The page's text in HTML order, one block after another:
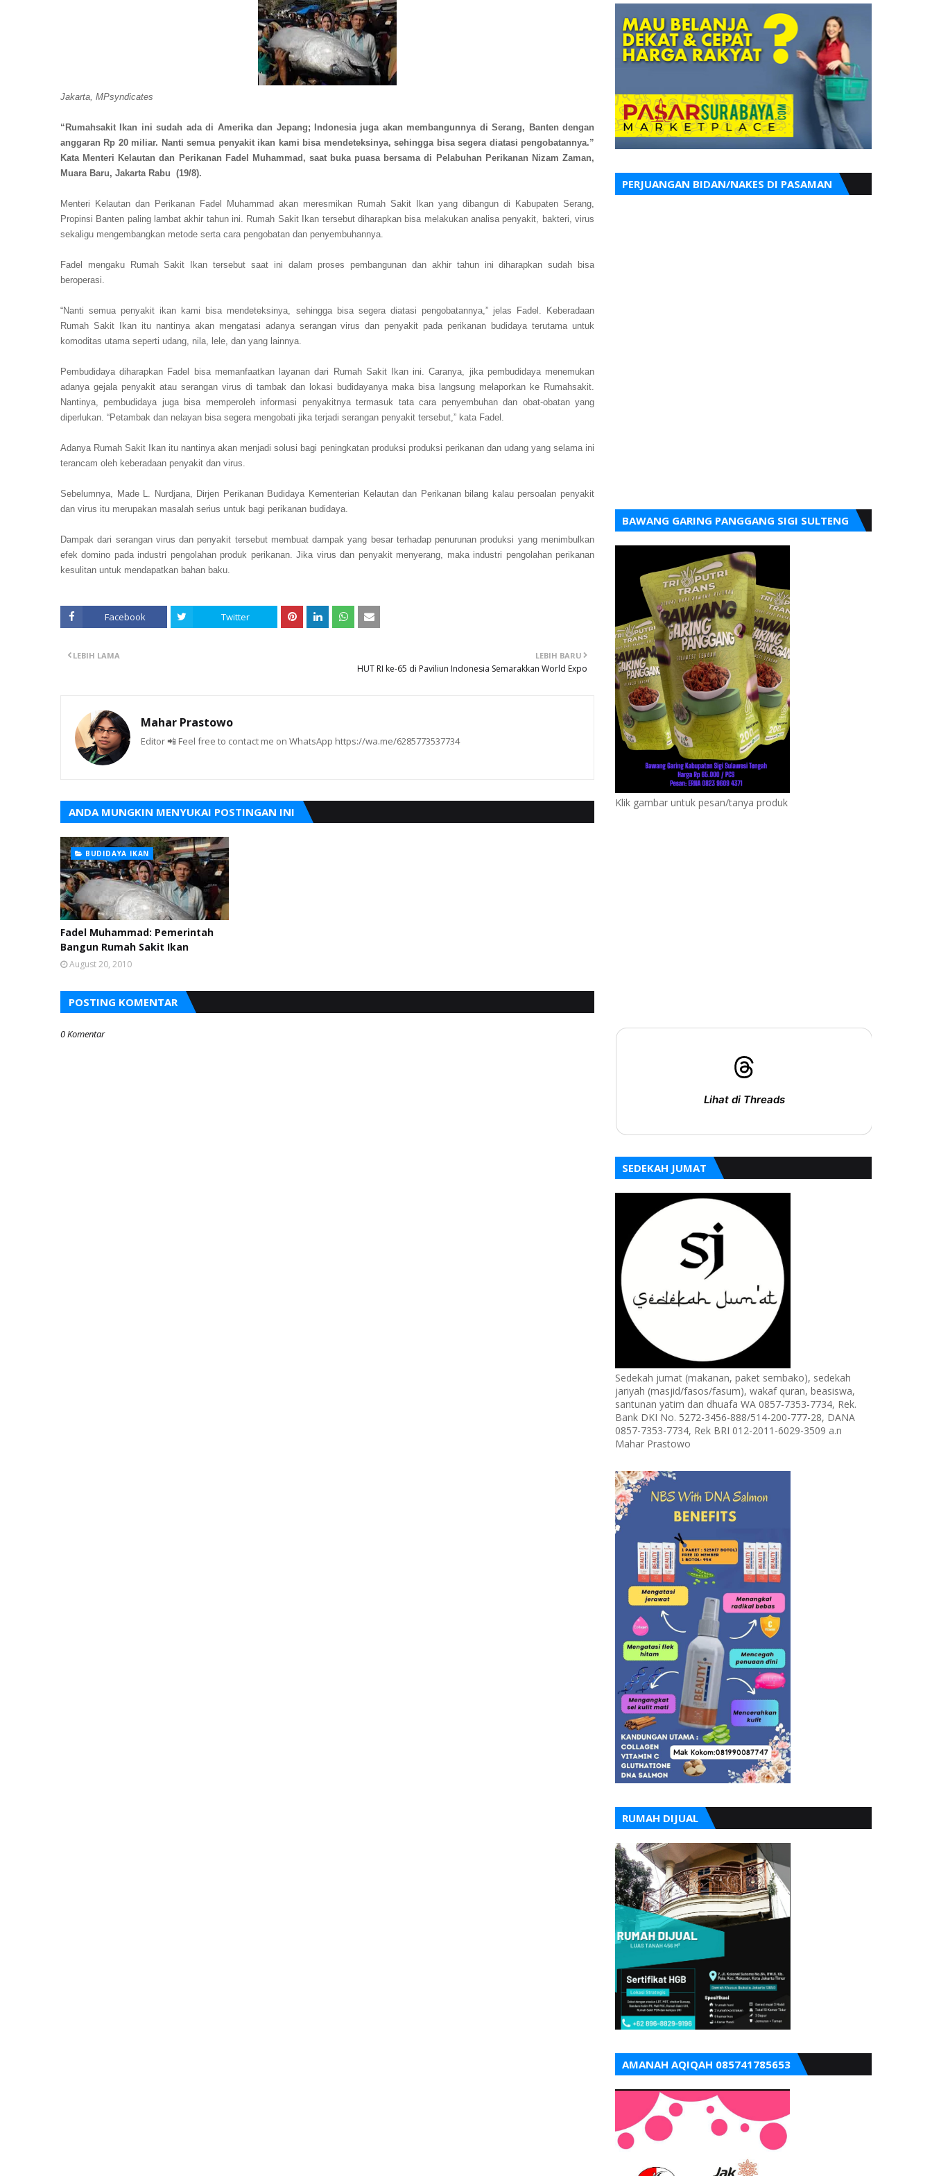
Jakarta, MPsyndicates
“Rumahsakit Ikan ini sudah ada di Amerika dan Jepang; Indonesia juga akan membangunnya di Serang, Banten dengan
anggaran Rp 20 miliar. Nanti semua penyakit ikan kami bisa mendeteksinya, sehingga bisa segera diatasi pengobatannya.”
Kata Menteri Kelautan dan Perikanan Fadel Muhammad, saat buka puasa bersama di Pelabuhan Perikanan Nizam Zaman,
Muara Baru, Jakarta Rabu (19/8).
Menteri Kelautan dan Perikanan Fadel Muhammad akan meresmikan Rumah Sakit Ikan yang dibangun di Kabupaten Serang,
Propinsi Banten paling lambat akhir tahun ini. Rumah Sakit Ikan tersebut diharapkan bisa melakukan analisa penyakit, bakteri, virus
sekaligu mengembangkan metode serta cara pengobatan dan penyembuhannya.
Fadel mengaku Rumah Sakit Ikan tersebut saat ini dalam proses pembangunan dan akhir tahun ini diharapkan sudah bisa
beroperasi.
“Nanti semua penyakit ikan kami bisa mendeteksinya, sehingga bisa segera diatasi pengobatannya,” jelas Fadel. Keberadaan
Rumah Sakit Ikan itu nantinya akan mengatasi adanya serangan virus dan penyakit pada perikanan budidaya terutama untuk
komoditas utama seperti udang, nila, lele, dan yang lainnya.
Pembudidaya diharapkan Fadel bisa memanfaatkan layanan dari Rumah Sakit Ikan ini. Caranya, jika pembudidaya menemukan
adanya gejala penyakit atau serangan virus di tambak dan lokasi budidayanya maka bisa langsung melaporkan ke Rumahsakit.
Nantinya, pembudidaya juga bisa memperoleh informasi penyakitnya termasuk tata cara penyembuhan dan obat-obatan yang
diperlukan. “Petambak dan nelayan bisa segera mengobati jika terjadi serangan penyakit tersebut,” kata Fadel.
Adanya Rumah Sakit Ikan itu nantinya akan menjadi solusi bagi peningkatan produksi produksi perikanan dan udang yang selama ini
terancam oleh keberadaan penyakit dan virus.
Sebelumnya, Made L. Nurdjana, Dirjen Perikanan Budidaya Kementerian Kelautan dan Perikanan bilang kalau persoalan penyakit
dan virus itu merupakan masalah serius untuk bagi perikanan budidaya.
Dampak dari serangan virus dan penyakit tersebut membuat dampak yang besar terhadap penurunan produksi yang menimbulkan
efek domino pada industri pengolahan produk perikanan. Jika virus dan penyakit menyerang, maka industri pengolahan perikanan
kesulitan untuk mendapatkan bahan baku.
Facebook Twitter
LEBIH BARU
HUT RI ke-65 di Paviliun Indonesia Semarakkan World Expo
LEBIH LAMA
Mahar Prastowo
Editor 📲 Feel free to contact me on WhatsApp https://wa.me/6285773537734
ANDA MUNGKIN MENYUKAI POSTINGAN INI
BUDIDAYA IKAN
Fadel Muhammad: Pemerintah
Bangun Rumah Sakit Ikan
August 20, 2010
POSTING KOMENTAR
0 Komentar
PERJUANGAN BIDAN/NAKES DI PASAMAN
BAWANG GARING PANGGANG SIGI SULTENG
Klik gambar untuk pesan/tanya produk
Lihat di Threads
SEDEKAH JUMAT
Sedekah jumat (makanan, paket sembako), sedekah
jariyah (masjid/fasos/fasum), wakaf quran, beasiswa,
santunan yatim dan dhuafa WA 0857-7353-7734, Rek.
Bank DKI No. 5272-3456-888/514-200-777-28, DANA
0857-7353-7734, Rek BRI 012-2011-6029-3509 a.n
Mahar Prastowo
RUMAH DIJUAL
AMANAH AQIQAH 085741785653